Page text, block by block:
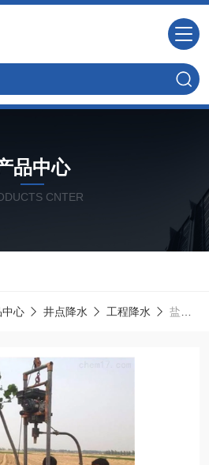
品中心
CNTER
中心 井点降水 工程降水 盐城工程降水井，打深水井公司